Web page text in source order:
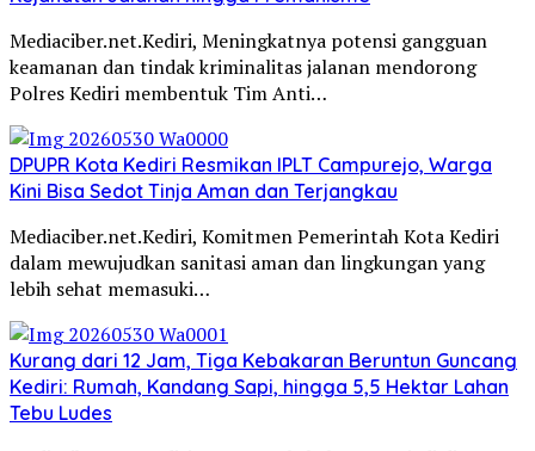
Mediaciber.net.Kediri, Meningkatnya potensi gangguan
keamanan dan tindak kriminalitas jalanan mendorong
Polres Kediri membentuk Tim Anti…
DPUPR Kota Kediri Resmikan IPLT Campurejo, Warga
Kini Bisa Sedot Tinja Aman dan Terjangkau
Mediaciber.net.Kediri, Komitmen Pemerintah Kota Kediri
dalam mewujudkan sanitasi aman dan lingkungan yang
lebih sehat memasuki…
Kurang dari 12 Jam, Tiga Kebakaran Beruntun Guncang
Kediri: Rumah, Kandang Sapi, hingga 5,5 Hektar Lahan
Tebu Ludes